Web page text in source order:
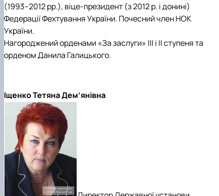
(1993–2012 рр.), віце-президент (з 2012 р. і донині)
Федерації Фехтування України. Почесний член HOK
України.
Нагороджений орденами «За заслуги» III і ІІ ступеня та
орденом Данила Галицького.
Іщенко Тетяна Дем’янівна